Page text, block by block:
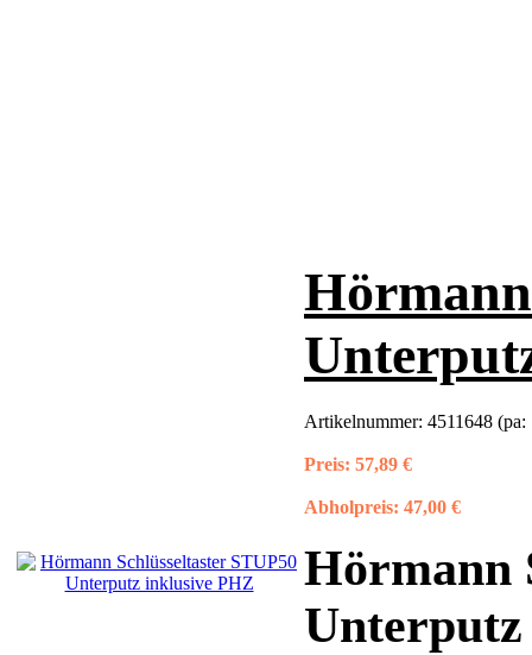
Artikelnummer: 4511648 (pa:
Preis: 57,89 €
Abholpreis: 47,00 €
Hörmann